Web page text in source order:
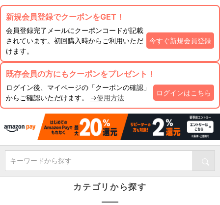
新規会員登録でクーポンをGET！
会員登録完了メールにクーポンコードが記載
されています。初回購入時からご利用いただ
けます。
今すぐ新規会員登録
既存会員の方にもクーポンをプレゼント！
ログイン後、マイページの「クーポンの確認」
からご確認いただけます。 →使用方法
ログインはこちら
キーワードから探す
カテゴリから探す